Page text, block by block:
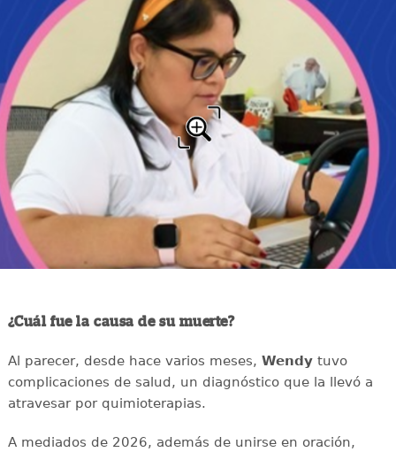
¿Cuál fue la causa de su muerte?
Al parecer, desde hace varios meses, Wendytuvo
complicaciones de salud, un diagnóstico que la llevó a
atravesar por quimioterapias.
A mediados de 2026, además de unirse en oración,